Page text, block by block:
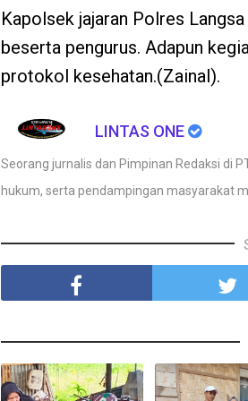
Kapolsek jajaran Polres
beserta pengurus. Adapun
protokol kesehatan.(Zainal).
LINTAS ONE
Seorang jurnalis dan Pimpinan Redaksi di
hukum, serta pendampingan masyarakat